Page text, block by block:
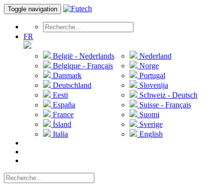
Toggle navigation
FR
België - Nederlands
Belgique - Français
Danmark
Deutschland
Eesti
España
France
Ísland
Italia
Nederland
Norge
Portugal
Slovenija
Schweiz - Deutsch
Suisse - Français
Suomi
Sverige
English